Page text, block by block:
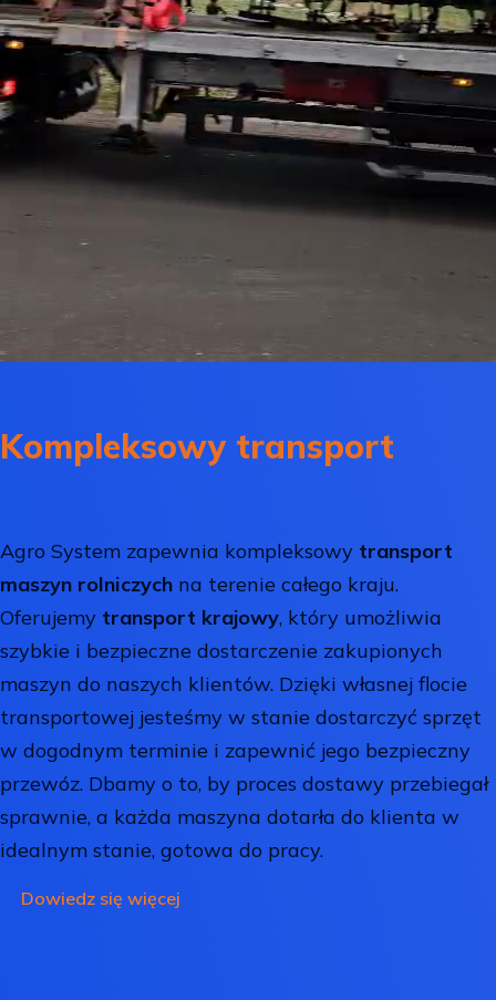
Kompleksowy transport
Agro System zapewnia kompleksowy transport
maszyn rolniczych na terenie całego kraju.
Oferujemy transport krajowy, który umożliwia
szybkie i bezpieczne dostarczenie zakupionych
maszyn do naszych klientów. Dzięki własnej flocie
transportowej jesteśmy w stanie dostarczyć sprzęt
w dogodnym terminie i zapewnić jego bezpieczny
przewóz. Dbamy o to, by proces dostawy przebiegał
sprawnie, a każda maszyna dotarła do klienta w
idealnym stanie, gotowa do pracy.
Dowiedz się więcej